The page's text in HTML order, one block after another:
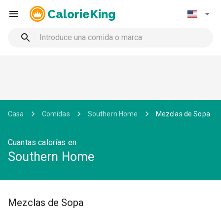
CalorieKing
Casa Comidas Southern Home Mezclas de Sopa
Cuantas calorías en
Southern Home
Mezclas de Sopa